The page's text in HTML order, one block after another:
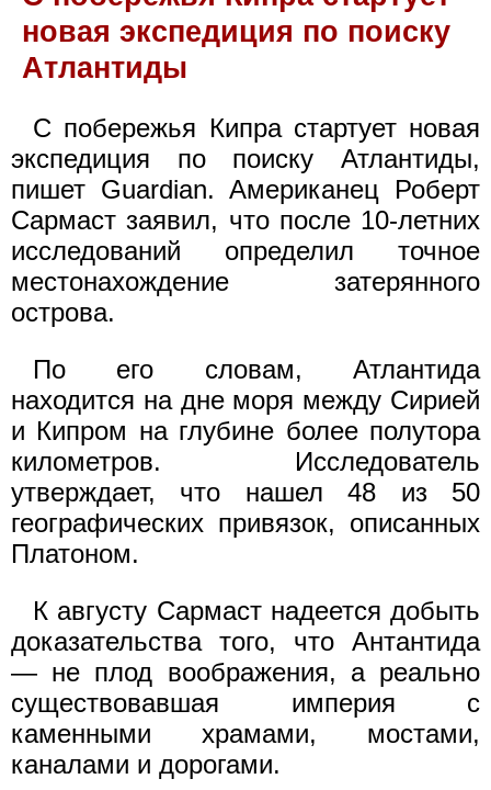
новая экспедиция по поиску
Атлантиды
С побережья Кипра стартует новая
экспедиция по поиску Атлантиды,
пишет Guardian. Американец Роберт
Сармаст заявил, что после 10-летних
исследований определил точное
местонахождение затерянного
острова.
По его словам, Атлантида
находится на дне моря между Сирией
и Кипром на глубине более полутора
километров. Исследователь
утверждает, что нашел 48 из 50
географических привязок, описанных
Платоном.
К августу Сармаст надеется добыть
доказательства того, что Антантида
— не плод воображения, а реально
существовавшая империя с
каменными храмами, мостами,
каналами и дорогами.